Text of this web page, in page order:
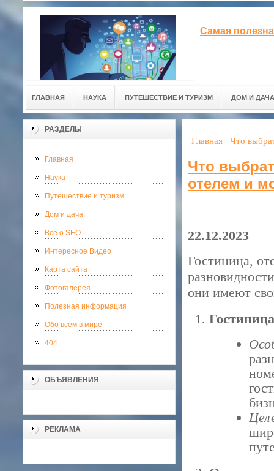
Самая
ГЛАВНАЯ НАУКА ПУТЕШЕСТВИЕ И ТУРИЗМ ДОМ И ДАЧА
РАЗДЕЛЫ
Главная
Наука
Путешествие и туризм
Дом и дача
Всё о SEO
Интересное Видео
Карта сайта
Фотогалерея
Полезная информация
Обо всём в мире
404
ОБЪЯВЛЕНИЯ
РЕКЛАМА
Главная Что
Что
отелем и
22.12.2023
Гостиница,
они имеют